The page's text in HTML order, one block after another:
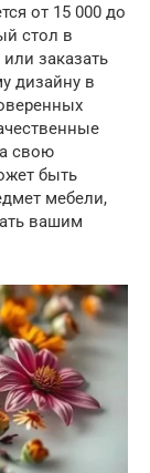
от 15 000 до
стол в
заказать
дизайну в
свою
быть
мебели,
вашим